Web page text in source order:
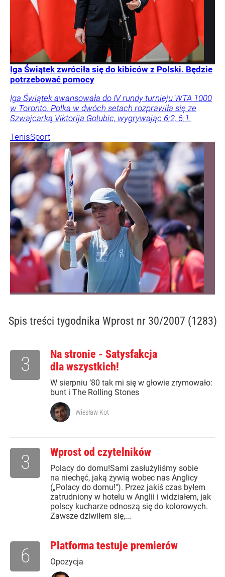
Iga Świątek zwróciła się do kibiców z Polski. Będzie
potrzebować pomocy
Iga Świątek awansowała do IV rundy turnieju WTA 1000
w Toronto. Polka w dwóch setach rozprawiła się ze
Szwajcarką Viktorija Golubic, wygrywając 6:2, 6:1.
TenisSport
Spis treści tygodnika Wprost nr 30/2007 (1283)
Na stronie - Satysfakcja
dla wszystkich!
W sierpniu ’80 tak mi się w głowie zrymowało:
bunt i The Rolling Stones
3
Wiesław Kot
Wprost od czytelników
Polacy do domu!Sami zasłużyliśmy sobie
na niechęć, jaką żywią wobec nas Anglicy
(„Polacy do domu!"). Przez jakiś czas byłem
zatrudniony w hotelu w Anglii i widziałem, jak
polscy kucharze odnoszą się do kolorowych.
Zawsze dziwiłem się,...
3
Platforma testuje premierów
Opozycja
6